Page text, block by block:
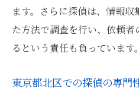
ます。さらに探偵は、情報
た方法で調査を行い、依頼
るという責任も負っています。
東京都北区での探偵の専門